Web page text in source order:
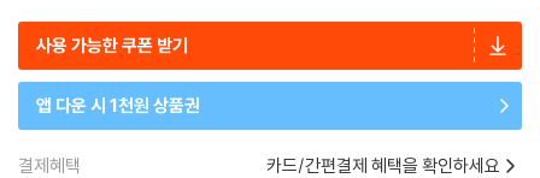
사용 가능한 쿠폰 받기
앱 다운 시 1천원 상품권
결제혜택 카드/간편결제 혜택을 확인하세요